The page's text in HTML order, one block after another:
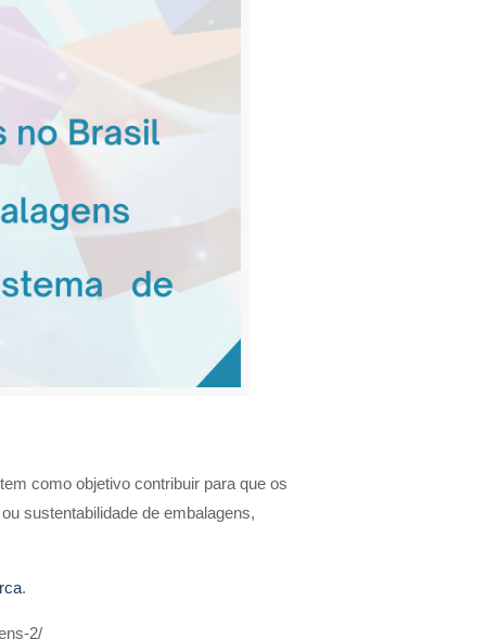
como objetivo contribuir para que os
sustentabilidade de embalagens,
.
2/